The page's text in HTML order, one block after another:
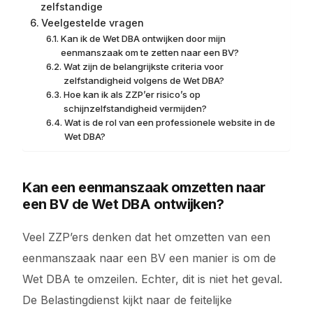
zelfstandige
Veelgestelde vragen
Kan ik de Wet DBA ontwijken door mijn
eenmanszaak om te zetten naar een BV?
Wat zijn de belangrijkste criteria voor
zelfstandigheid volgens de Wet DBA?
Hoe kan ik als ZZP’er risico’s op
schijnzelfstandigheid vermijden?
Wat is de rol van een professionele website in de
Wet DBA?
Kan een eenmanszaak omzetten naar
een BV de Wet DBA ontwijken?
Veel ZZP’ers denken dat het omzetten van een
eenmanszaak naar een BV een manier is om de
Wet DBA te omzeilen. Echter, dit is niet het geval.
De Belastingdienst kijkt naar de feitelijke